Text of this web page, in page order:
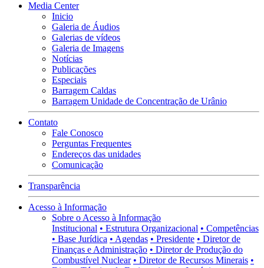
Media Center
Inicio
Galeria de Áudios
Galerias de vídeos
Galeria de Imagens
Notícias
Publicações
Especiais
Barragem Caldas
Barragem Unidade de Concentração de Urânio
Contato
Fale Conosco
Perguntas Frequentes
Endereços das unidades
Comunicação
Transparência
Acesso à Informação
Sobre o Acesso à Informação
Institucional • Estrutura Organizacional • Competências
• Base Jurídica • Agendas • Presidente • Diretor de
Finanças e Administração • Diretor de Produção do
Combustível Nuclear • Diretor de Recursos Minerais •